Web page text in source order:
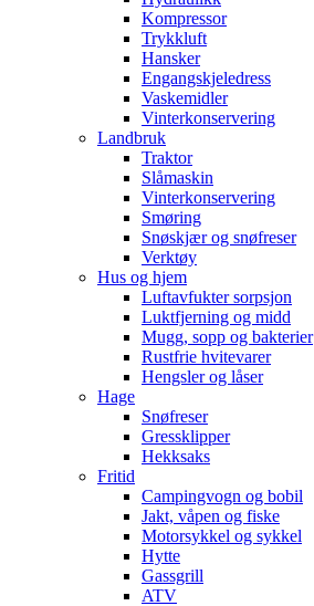
Kompressor
Trykkluft
Hansker
Engangskjeledress
Vaskemidler
Vinterkonservering
Landbruk
Traktor
Slåmaskin
Vinterkonservering
Smøring
Snøskjær og snøfreser
Verktøy
Hus og hjem
Luftavfukter sorpsjon
Luktfjerning og midd
Mugg, sopp og bakterier
Rustfrie hvitevarer
Hengsler og låser
Hage
Snøfreser
Gressklipper
Hekksaks
Fritid
Campingvogn og bobil
Jakt, våpen og fiske
Motorsykkel og sykkel
Hytte
Gassgrill
ATV